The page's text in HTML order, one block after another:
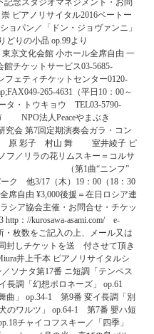
記念スタ ジオマネジ メ ン ト ・ お問
崇 ピア ノ リ サイ タ ル2016ベー ト ー
シ ョパン ／ 「 ドン ・ ジ ョ ヴァンニ 」
り どり の小品 op.99よ り
東京文化会館 小ホール全席自 由 一
館チケ ッ ト サー ビス03-5685-
フ ェテ ィチケ ッ ト センタ ー0120-
p;FAX049-265-4631 （平日 10 ： 00～
タ ・ ト ウキ ョ ウ TEL03-5790-
NPO法人Peaceやま ぶき
究会 第7回 定期演奏会ガラ ・ コ ン
原 彩子 村山 舞 室井綾子 ピ
ノ フ ／ リ ラの花リ ムスキー ＝ コ ルサ
（第1曲“ニンフ”
ーク 他3/17 （木） 19 ： 00 （ 18 ： 30
全席自 由 ¥3,000後援 ＝ 在日 ロ シア連
ラ シア協会主催 ・ お問合せ ・ チケ ッ
3 http ： //kurosawa-asami.com/ e-
・ 枚数をご記入の上、 メ ール又は
同封しチケ ッ ト を送 付させて頂き
iura井上千本 ピア ノ リ サイ タ ルシ
／ ソナタ第17番 ニ短調 「 テンペス
イ長調 「 幻想ポロ ネーズ 」 op.61
曲 」 op.34-1 第9番 変イ長調 「 別
のワルツ 」 op.64-1 第7番 嬰ハ短
p.18チ ャ イ コ フスキー ／ 「 四季 」